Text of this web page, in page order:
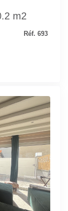
m2
Réf. 693